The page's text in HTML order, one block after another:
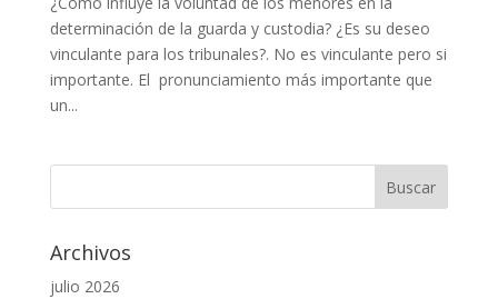
determinación de la guarda y custodia? ¿Es su deseo
vinculante para los tribunales?. No es vinculante pero si
importante. El pronunciamiento más importante que
un...
Archivos
julio 2026